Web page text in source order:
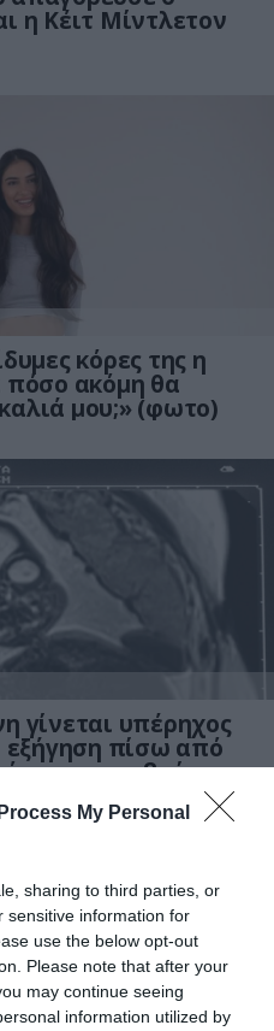
My Personal
sharing to third parties, or
sensitive information for
use the below opt-out
Please note that after your
may continue seeing
information utilized by
η Κέιτ Μίντλετον
κόρες της η
πόσο ακόμη θα
μου;» (φωτο)
γίνεται υπέρηχος
εξήγηση πίσω από
των εμβρύων